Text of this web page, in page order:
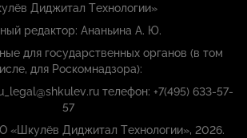
Диджитал Технологии»
редактор: Ананьина А. Ю.
для государственных органов (в том
для Роскомнадзора):
телефон: +7(495) 633-57-
57
«Шкулёв Диджитал Технологии», 2026.